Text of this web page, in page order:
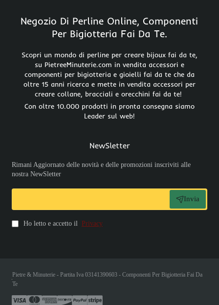
Negozio Di Perline Online, Componenti
Per Bigiotteria Fai Da Te.
Scopri un mondo di perline per creare bijoux fai da te,
su PietreeMinuterie.com in vendita accessori e
componenti per bigiotteria e gioielli fai da te che da
oltre 15 anni ricerca e mette in vendita accessori per
creare collane, bracciali e orecchini fai da te!
Con oltre 10.000 prodotti in pronta consegna siamo
Leader sul web!
NewSletter
Rimani Aggiornato delle novità e delle promozioni inscriviti alle
nostra NewSletter
Invia
Ho letto e accetto il Privacy
Pietre & Minuterie - Partita Iva 03141390603 - Componenti Per Bigiotteria Fai Da
Te